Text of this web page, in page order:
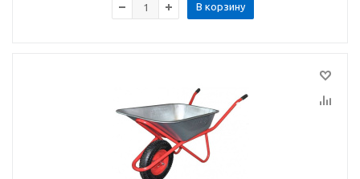
В корзину